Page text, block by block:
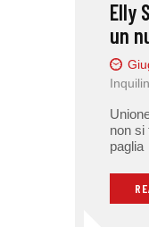
Elly
un
non si
paglia